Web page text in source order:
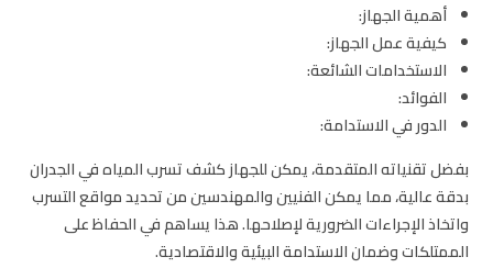
أهمية الجهاز:
كيفية عمل الجهاز:
الاستخدامات الشائعة:
الفوائد:
الدور في الاستدامة:
بفضل تقنياته المتقدمة، يمكن للجهاز كشف تسرب المياه في الجدران
بدقة عالية، مما يمكن الفنيين والمهندسين من تحديد مواقع التسرب
واتخاذ الإجراءات الضرورية لإصلاحها. هذا يساهم في الحفاظ على
الممتلكات وضمان الاستدامة البيئية والاقتصادية.